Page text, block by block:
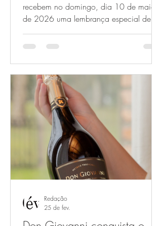
recebem no domingo, dia 10 de maio
de 2026 uma lembrança especial de
de laço, simbolizando o afeto e a cultura
Dia das Mães começa antes mesmo
antes do almoço e dos passeios. No
domingo, 10 de maio de 2026, cada
mãe será recebida com uma caixinha
exclusiva de presente. Dentro dela, um
Bretzel, pão típico alemão conhecido
pelo formato de laço. Que traduz, de
forma del
Redação
25 de fev.